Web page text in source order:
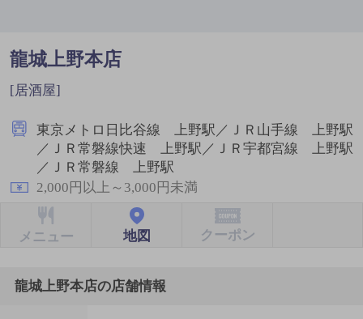
龍城上野本店
[居酒屋]
東京メトロ日比谷線 上野駅／ＪＲ山手線 上野駅
／ＪＲ常磐線快速 上野駅／ＪＲ宇都宮線 上野駅
／ＪＲ常磐線 上野駅
2,000円以上～3,000円未満
メニュー 地図 クーポン
龍城上野本店の店舗情報